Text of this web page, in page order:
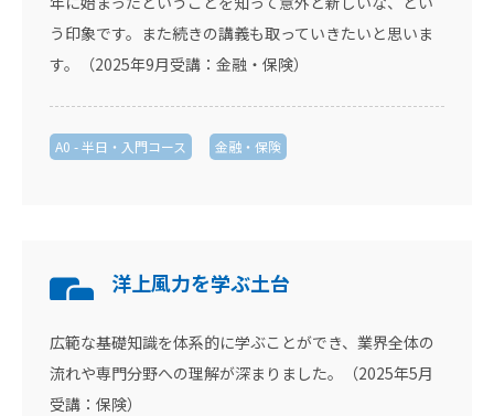
う印象です。また続きの講義も取っていきたいと思いま
す。（2025年9月受講：金融・保険）
A0 - 半日・入門コース 金融・保険
洋上風力を学ぶ土台
広範な基礎知識を体系的に学ぶことができ、業界全体の
流れや専門分野への理解が深まりました。（2025年5月
受講：保険）